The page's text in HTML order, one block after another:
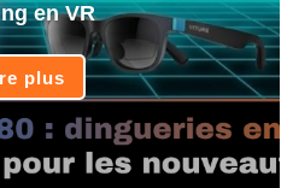
en VR
plus